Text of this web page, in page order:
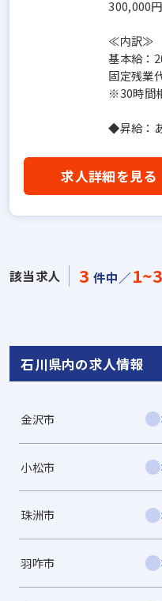
300,000円
≪内訳≫
基本給：
固定残業
※30時間
◆昇給：
求人詳細を見る
該当求人 3 件中／1~3
石川県内の求人情報
金沢市
小松市
珠洲市
羽咋市